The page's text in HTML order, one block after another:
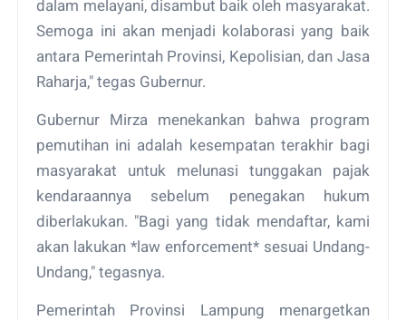
dalam melayani, disambut baik oleh masyarakat.
Semoga ini akan menjadi kolaborasi yang baik
antara Pemerintah Provinsi, Kepolisian, dan Jasa
Raharja," tegas Gubernur.
Gubernur Mirza menekankan bahwa program
pemutihan ini adalah kesempatan terakhir bagi
masyarakat untuk melunasi tunggakan pajak
kendaraannya sebelum penegakan hukum
diberlakukan. "Bagi yang tidak mendaftar, kami
akan lakukan *law enforcement* sesuai Undang-
Undang," tegasnya.
Pemerintah Provinsi Lampung menargetkan